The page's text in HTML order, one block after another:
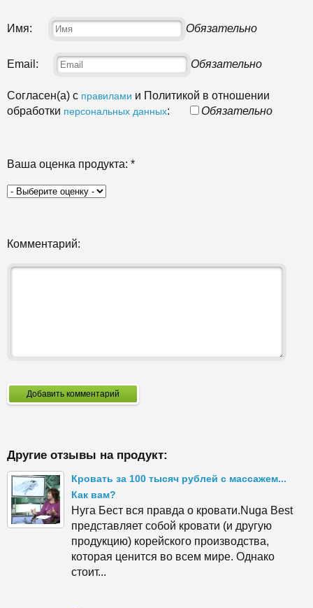
Имя: Обязательно
Email: Обязательно
Согласен(а) с правилами и Политикой в отношении
обработки персональных данных: Обязательно
Ваша оценка продукта: *
Комментарий:
Добавить комментарий
Другие отзывы на продукт:
Кровать за 100 тысяч рублей с массажем...
Как вам?
Нуга Бест вся правда о кровати.Nuga Best
представляет собой кровати (и другую
продукцию) корейского производства,
которая ценится во всем мире. Однако
стоит...